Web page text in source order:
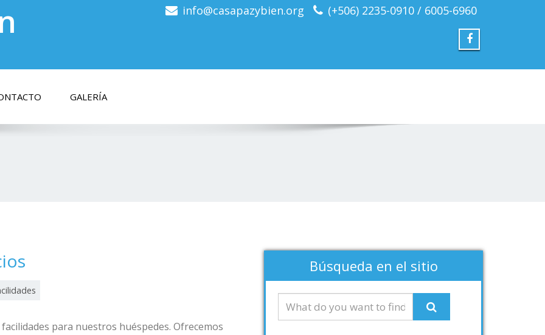
info@casapazybien.org (+506) 2235-0910 / 6005-6960
GALERÍA
para nuestros huéspedes. Ofrecemos
Búsqueda en el sitio